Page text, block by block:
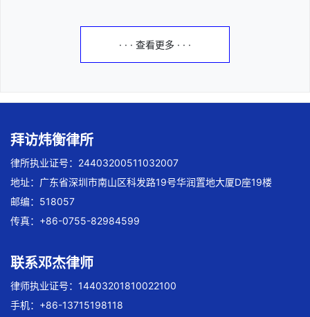
· · · 查看更多 · · ·
拜访炜衡律所
律所执业证号：24403200511032007
地址：广东省深圳市南山区科发路19号华润置地大厦D座19楼
邮编：518057
传真：+86-0755-82984599
联系邓杰律师
律师执业证号：14403201810022100
手机：+86-13715198118